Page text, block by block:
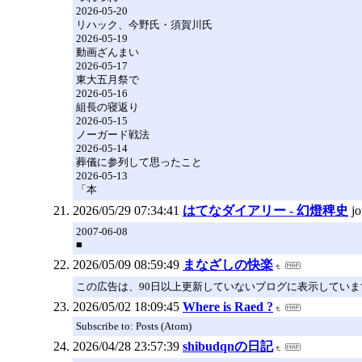
2026-05-20
リハック、今野氏・須賀川氏
2026-05-19
動画ざんまい
2026-05-17
東大五月祭で
2026-05-16
組長の寝返り
2026-05-15
ノーガード戦法
2026-05-14
葬儀に参列して思ったこと
2026-05-13
「本
2026/05/29 07:34:41 はてなダイアリー - 幻燈稗史
2007-06-08
■
2026/05/09 08:59:49 まなざしの快楽
この広告は、90日以上更新していないブログに表示していま
2026/05/02 18:09:45 Where is Raed ?
Subscribe to: Posts (Atom)
2026/04/28 23:57:39 shibudqnの日記